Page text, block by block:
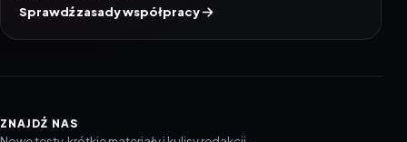
Sprawdź zasady współpracy
ZNAJDŹ NAS